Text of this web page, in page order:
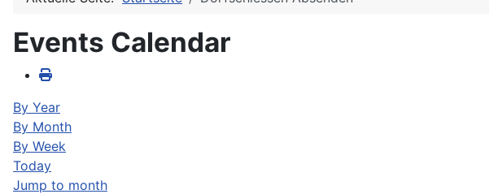
Events Calendar
By Year
By Month
By Week
Today
Jump to month